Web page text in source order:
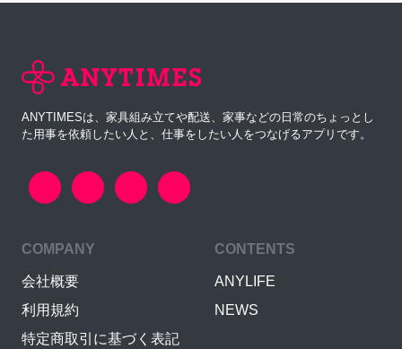
ANYTIMESは、家具組み立てや配送、家事などの日常のちょっとし
た用事を依頼したい人と、仕事をしたい人をつなげるアプリです。
COMPANY
会社概要
利用規約
特定商取引に基づく表記
CONTENTS
ANYLIFE
NEWS